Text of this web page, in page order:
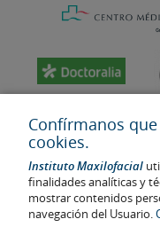
Confírmanos
cookies.
Instituto Maxilofacial
finalidades analíticas y
mostrar contenidos
navegación del Usuario.